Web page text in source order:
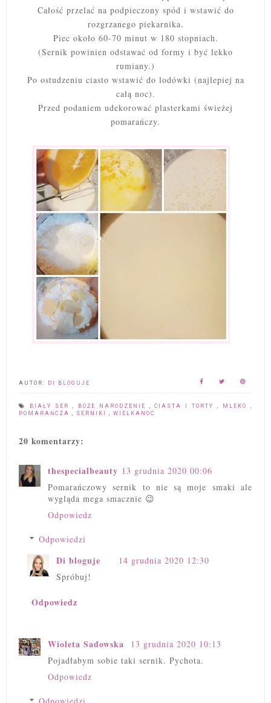
Całość przelać na podpieczony spód i wstawić do
rozgrzanego piekarnika.
Piec około 60-70 minut w 180 stopniach.
(Sernik powinien odstawać od formy i być lekko
rumiany.)
Po ostudzeniu ciasto wstawić do lodówki (najlepiej na
całą noc).
Przed podaniem udekorować plasterkami świeżej
pomarańczy.
AUTOR: DI BLOGUJE
BIAŁY SER , BOŻE NARODZENIE ,CIASTA I TORTY, MLEKO,
POMARAŃCZA , SERNIKI , WIELKANOC
20 komentarzy:
thespecialbeauty 13 grudnia 2020 00:06
Pomarańczowy sernik to nie są moje smaki ale
wygląda mega smacznie 😉
Odpowiedz
Odpowiedzi
Di bloguje
14 grudnia 2020 12:30
Spróbuj!
Odpowiedz
Wioleta Sadowska
13 grudnia 2020 10:13
Pojadłabym sobie taki sernik. Pychota.
Odpowiedz